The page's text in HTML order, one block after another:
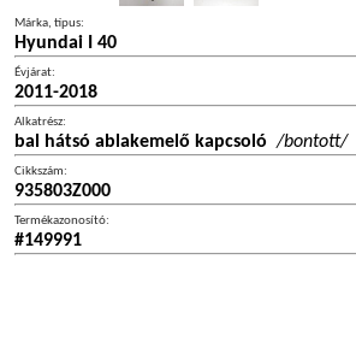
Márka, típus:
Hyundai I 40
Évjárat:
2011-2018
Alkatrész:
bal hátsó ablakemelő kapcsoló/bontott/
Cikkszám:
935803Z000
Termékazonosító:
#149991